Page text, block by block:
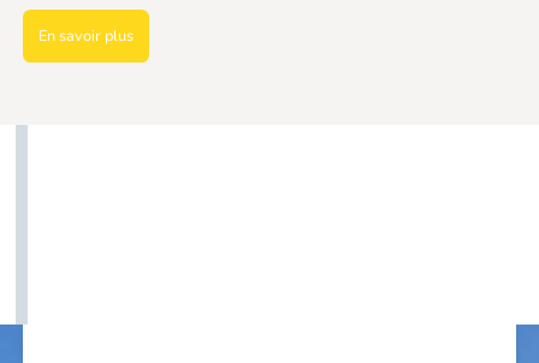
En savoir plus